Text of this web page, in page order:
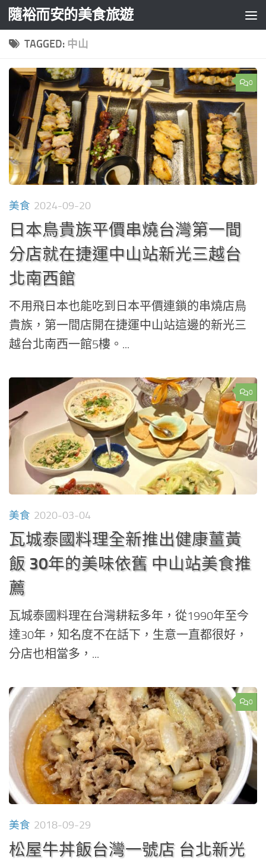
Skip to content
隨裕而安的美食旅遊
TAGGED: 中山
0
美食 2024-09-20
日本鳥貴族平價串燒台灣第一間
分店就在捷運中山站新光三越台
北南西館
不用飛日本也能吃到日本平價連鎖的串燒店鳥
貴族，第一間店開在捷運中山站這邊的新光三
越台北南西一館5樓。...
0
美食 2020-03-04
瓦城泰國料理全新推出健康薑黃
飯 30年的美味依舊 中山站美食推
薦
瓦城泰國料理在台灣耕耘多年，從1990年至今
達30年，知名度不在話下，生意一直都很好，
分店也相當多，...
0
美食 2018-09-29
松屋牛丼飯台灣一號店 台北新光